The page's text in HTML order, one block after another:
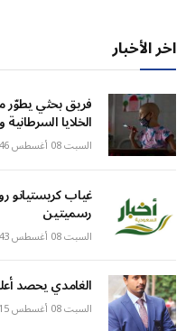
اخر الأخبار
فريق بحثي يطوّر
الخلايا
السبت 08 أغسطس 1:46 ص
غياب كريستيانو
رسميتين
السبت 08 أغسطس 1:43 ص
الغامدي يحصد
السبت 08 أغسطس 1:15 ص